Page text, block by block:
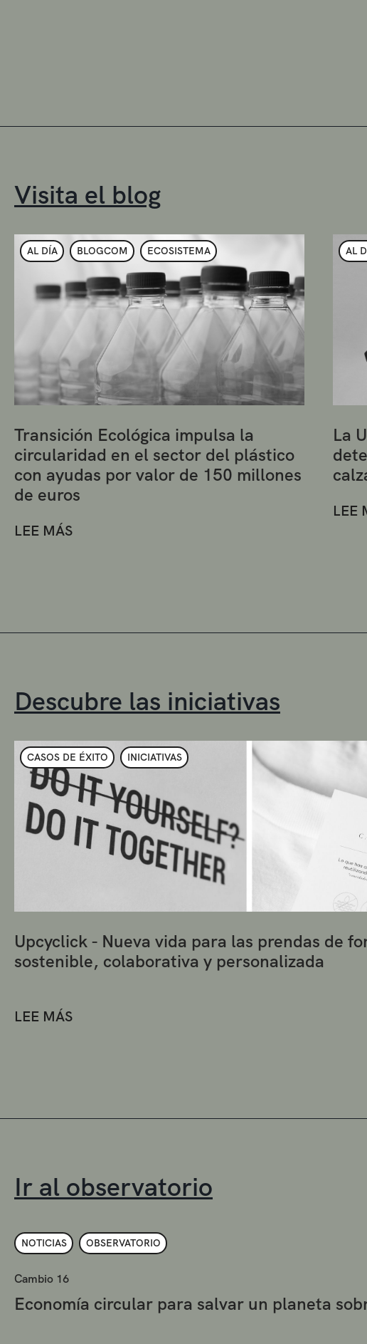
Visita el blog
AL DÍA BLOGCOM ECOSISTEMA
Transición Ecológica impulsa la
circularidad en el sector del plástico
con ayudas por valor de 150 millones
de euros
LEE MÁS
AL
La
LEE
Descubre las iniciativas
CASOS DE ÉXITO INICIATIVAS
Upcyclick - Nueva vida para las prendas de
sostenible, colaborativa y personalizada
LEE MÁS
Ir al observatorio
NOTICIAS OBSERVATORIO
Cambio 16
Economía circular para salvar un planeta